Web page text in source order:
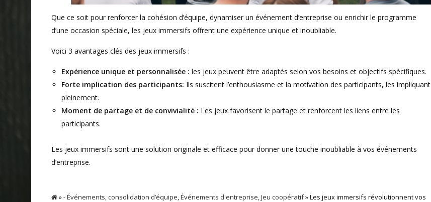
Que ce soit pour renforcer la cohésion d’équipe, dynamiser un événement d’entreprise ou enrichir le programme
d’une occasion spéciale, les jeux immersifs offrent une expérience unique et inoubliable.
Voici 3 avantages clés des jeux immersifs :
Expérience unique et personnalisée : les jeux peuvent être adaptés selon vos besoins et objectifs spécifiques.
Forte implication des participants: Ils suscitent l’enthousiasme et la motivation des participants, les impliquant
pleinement.
Moment de partage et de convivialité : Les jeux favorisent le partage et renforcent les liens entre les
participants.
Les jeux immersifs sont une solution originale et efficace pour donner une touche inoubliable à vos événements
d’entreprise.
»- Événements,consolidation d’équipe,Événements d'entreprise,Jeu coopératif» Les jeux immersifs révolutionnent vos